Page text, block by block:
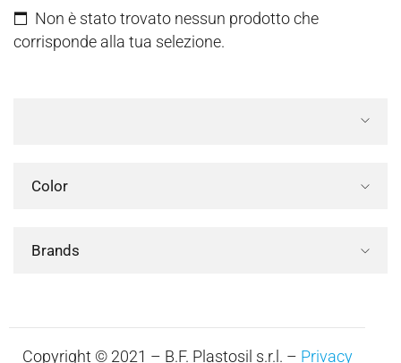
Non è stato trovato nessun prodotto che
corrisponde alla tua selezione.
Color
Brands
Copyright © 2021 – B.F. Plastosil s.r.l. – Privacy